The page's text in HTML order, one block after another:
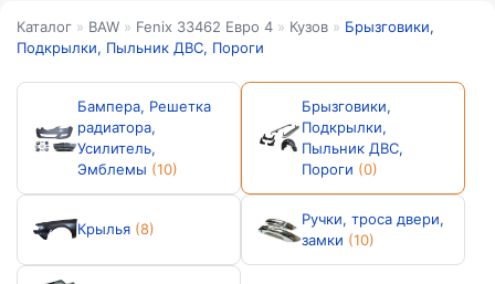
Каталог » BAW » Fenix 33462 Евро 4 » Кузов » Брызговики,
Подкрылки, Пыльник ДВС, Пороги
Бампера, Решетка
радиатора,
Усилитель,
Эмблемы (10)
Брызговики,
Подкрылки,
Пыльник ДВС,
Пороги (0)
Крылья (8)
Ручки, троса двери,
замки (10)